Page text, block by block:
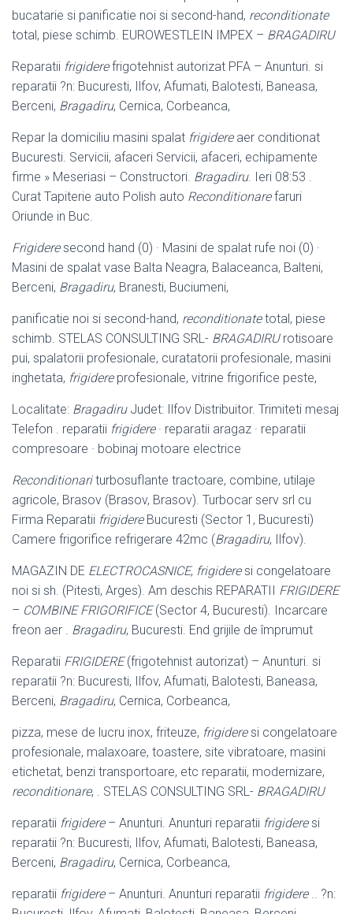
bucatarie si panificatie noi si second-hand, reconditionate
total, piese schimb. EUROWESTLEIN IMPEX – BRAGADIRU
Reparatii frigiderefrigotehnist autorizat PFA – Anunturi. si
reparatii ?n: Bucuresti, Ilfov, Afumati, Balotesti, Baneasa,
Berceni, Bragadiru, Cernica, Corbeanca,
Repar la domiciliu masini spalat frigidereaer conditionat
Bucuresti. Servicii, afaceri Servicii, afaceri, echipamente
firme » Meseriasi – Constructori. Bragadiru. Ieri 08:53 .
Curat Tapiterie auto Polish auto Reconditionarefaruri
Oriunde in Buc.
Frigideresecond hand (0) · Masini de spalat rufe noi (0) ·
Masini de spalat vase Balta Neagra, Balaceanca, Balteni,
Berceni, Bragadiru, Branesti, Buciumeni,
panificatie noi si second-hand, reconditionatetotal, piese
schimb. STELAS CONSULTING SRL- BRAGADIRUrotisoare
pui, spalatorii profesionale, curatatorii profesionale, masini
inghetata, frigidereprofesionale, vitrine frigorifice peste,
Localitate: BragadiruJudet: Ilfov Distribuitor. Trimiteti mesaj
Telefon . reparatii frigidere· reparatii aragaz · reparatii
compresoare · bobinaj motoare electrice
Reconditionariturbosuflante tractoare, combine, utilaje
agricole, Brasov (Brasov, Brasov). Turbocar serv srl cu
Firma Reparatii frigidereBucuresti (Sector 1, Bucuresti)
Camere frigorifice refrigerare 42mc (Bragadiru, Ilfov).
MAGAZIN DE ELECTROCASNICE, frigideresi congelatoare
noi si sh. (Pitesti, Arges). Am deschis REPARATII FRIGIDERE
– COMBINE FRIGORIFICE(Sector 4, Bucuresti). Incarcare
freon aer . Bragadiru, Bucuresti. End grijile de împrumut
Reparatii FRIGIDERE(frigotehnist autorizat) – Anunturi. si
reparatii ?n: Bucuresti, Ilfov, Afumati, Balotesti, Baneasa,
Berceni, Bragadiru, Cernica, Corbeanca,
pizza, mese de lucru inox, friteuze, frigideresi congelatoare
profesionale, malaxoare, toastere, site vibratoare, masini
etichetat, benzi transportoare, etc reparatii, modernizare,
reconditionare, . STELAS CONSULTING SRL- BRAGADIRU
reparatii frigidere– Anunturi. Anunturi reparatii frigideresi
reparatii ?n: Bucuresti, Ilfov, Afumati, Balotesti, Baneasa,
Berceni, Bragadiru, Cernica, Corbeanca,
reparatii frigidere– Anunturi. Anunturi reparatii frigidere.. ?n: